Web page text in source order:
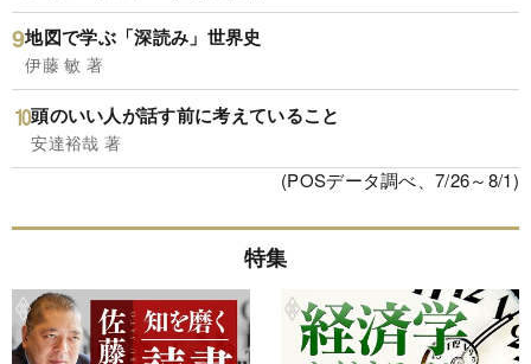
地図で学ぶ「深読み」世界史
伊藤 敏 著
頭のいい人が話す前に考えていること
安達裕哉 著
(POSデータ調べ、7/26～8/1)
特集